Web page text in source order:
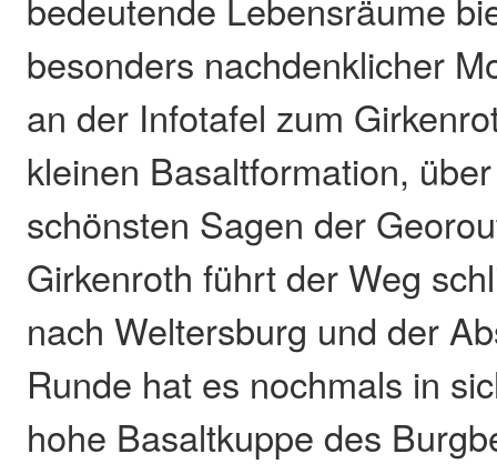
besonders nachdenklicher
an der Infotafel zum
kleinen Basaltformation,
schönsten Sagen der
Girkenroth führt der Weg
nach Weltersburg und der
Runde hat es nochmals in
hohe Basaltkuppe des